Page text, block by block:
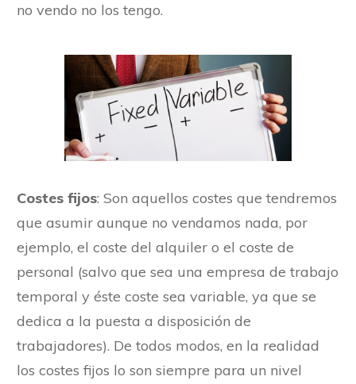
no vendo no los tengo.
Costes fijos: Son aquellos costes que tendremos
que asumir aunque no vendamos nada, por
ejemplo, el coste del alquiler o el coste de
personal (salvo que sea una empresa de trabajo
temporal y éste coste sea variable, ya que se
dedica a la puesta a disposición de
trabajadores). De todos modos, en la realidad
los costes fijos lo son siempre para un nivel